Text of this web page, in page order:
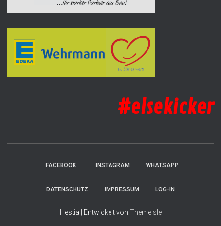
#elsekicker
FACEBOOK INSTAGRAM WHATSAPP
DATENSCHUTZ IMPRESSUM LOG-IN
Hestia | Entwickelt von ThemeIsle